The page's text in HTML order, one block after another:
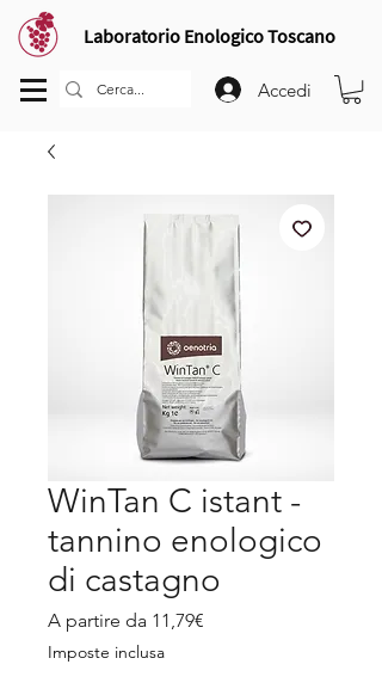
Laboratorio Enologico Toscano
Accedi
WinTan C istant -
tannino enologico
di castagno
A partire da 11,79€
Imposte inclusa